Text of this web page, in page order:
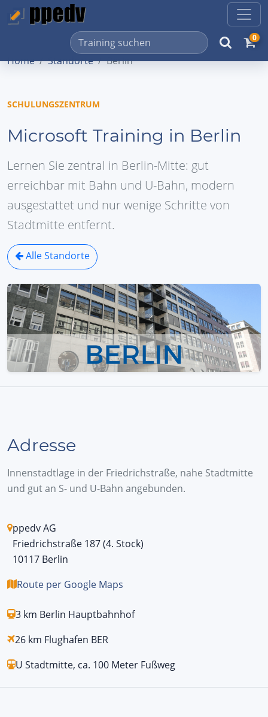
0
Home Standorte Berlin
SCHULUNGSZENTRUM
Microsoft Training in Berlin
Lernen Sie zentral in Berlin-Mitte: gut
erreichbar mit Bahn und U-Bahn, modern
ausgestattet und nur wenige Schritte von
Stadtmitte entfernt.
Alle Standorte
Adresse
Innenstadtlage in der Friedrichstraße, nahe Stadtmitte
und gut an S- und U-Bahn angebunden.
ppedv AG
Friedrichstraße 187 (4. Stock)
10117 Berlin
Route per Google Maps
3 km Berlin Hauptbahnhof
26 km Flughafen BER
U Stadtmitte, ca. 100 Meter Fußweg